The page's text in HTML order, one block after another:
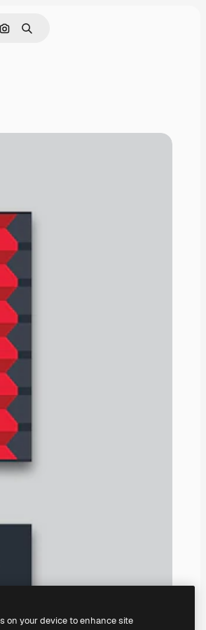
Pesquisar por imagem
Buscar
on your device to enhance site